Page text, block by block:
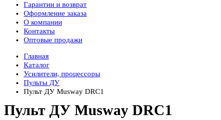
Гарантии и возврат
Оформление заказа
О компании
Контакты
Оптовые продажи
Главная
Каталог
Усилители, процессоры
Пульты ДУ
Пульт ДУ Musway DRC1
Пульт ДУ Musway DRC1